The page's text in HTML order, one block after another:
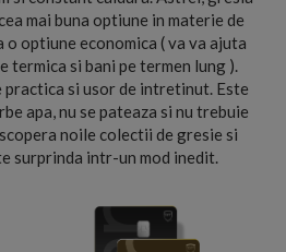
mai buna optiune in materie de
optiune economica ( va va ajuta
termica si bani pe termen lung ).
si usor de intretinut. Este
apa, nu se pateaza si nu trebuie
noile colectii de gresie si
surprinda intr-un mod inedit.